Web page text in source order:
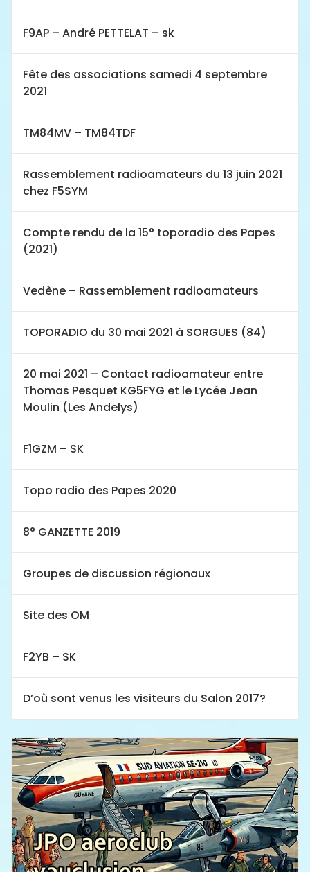
F9AP – André PETTELAT – sk
Fête des associations samedi 4 septembre
2021
TM84MV – TM84TDF
Rassemblement radioamateurs du 13 juin 2021
chez F5SYM
Compte rendu de la 15° toporadio des Papes
(2021)
Vedène – Rassemblement radioamateurs
TOPORADIO du 30 mai 2021 à SORGUES (84)
20 mai 2021 – Contact radioamateur entre
Thomas Pesquet KG5FYG et le Lycée Jean
Moulin (Les Andelys)
F1GZM – SK
Topo radio des Papes 2020
8° GANZETTE 2019
Groupes de discussion régionaux
Site des OM
F2YB – SK
D’où sont venus les visiteurs du Salon 2017?